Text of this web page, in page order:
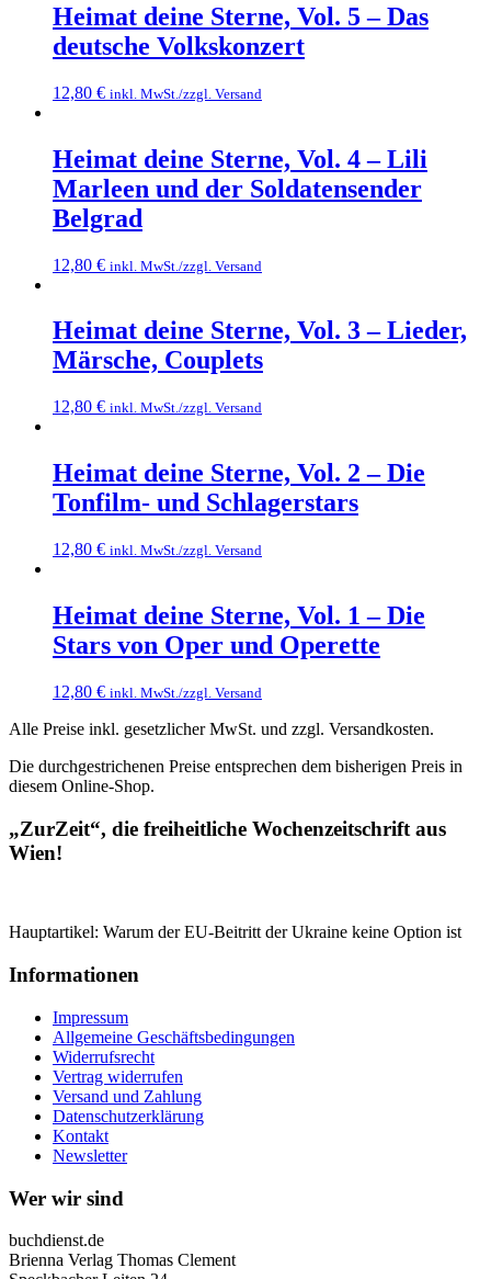
Heimat deine Sterne, Vol. 5 – Das
deutsche Volkskonzert
12,80 € inkl. MwSt./zzgl. Versand
Heimat deine Sterne, Vol. 4 – Lili
Marleen und der Soldatensender
Belgrad
12,80 € inkl. MwSt./zzgl. Versand
Heimat deine Sterne, Vol. 3 – Lieder,
Märsche, Couplets
12,80 € inkl. MwSt./zzgl. Versand
Heimat deine Sterne, Vol. 2 – Die
Tonfilm- und Schlagerstars
12,80 € inkl. MwSt./zzgl. Versand
Heimat deine Sterne, Vol. 1 – Die
Stars von Oper und Operette
12,80 € inkl. MwSt./zzgl. Versand
Alle Preise inkl. gesetzlicher MwSt. und zzgl. Versandkosten.
Die durchgestrichenen Preise entsprechen dem bisherigen Preis in
diesem Online-Shop.
„ZurZeit“, die freiheitliche Wochenzeitschrift aus
Wien!
Hauptartikel: Warum der EU-Beitritt der Ukraine keine Option ist
Informationen
Impressum
Allgemeine Geschäftsbedingungen
Widerrufsrecht
Vertrag widerrufen
Versand und Zahlung
Datenschutzerklärung
Kontakt
Newsletter
Wer wir sind
buchdienst.de
Brienna Verlag Thomas Clement